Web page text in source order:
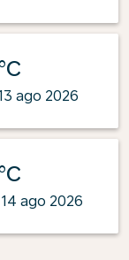
ago 2026
ago 2026